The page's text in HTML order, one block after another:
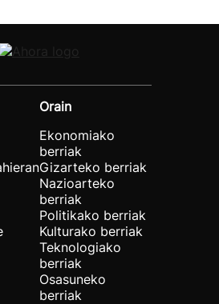
Orain
Ekonomiako
berriak
Gizarteko berriak
Nazioarteko
berriak
Politikako berriak
Kulturako berriak
Teknologiako
berriak
Osasuneko
berriak